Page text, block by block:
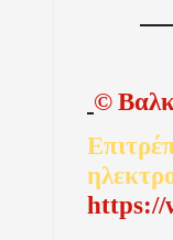
©
https://